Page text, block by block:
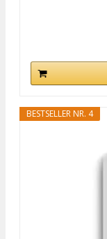
BESTSELLER NR. 4